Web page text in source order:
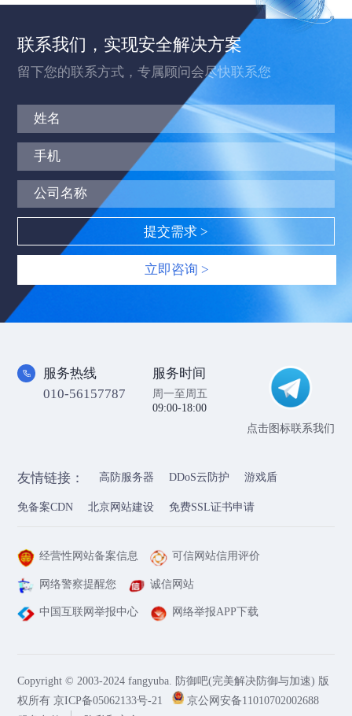
联系我们，实现安全解决方案
留下您的联系方式，专属顾问会尽快联系您
立即咨询 >
服务热线
010-56157787
服务时间
周一至周五
09:00-18:00
点击图标联系我们
友情链接： 高防服务器 DDoS云防护 游戏盾
免备案CDN 北京网站建设 免费SSL证书申请
经营性网站备案信息 可信网站信用评价
网络警察提醒您 诚信网站
中国互联网举报中心 网络举报APP下载
Copyright © 2003-2024 fangyuba. 防御吧(完美解决防御与加速) 版
权所有京ICP备05062133号-21
京公网安备11010702002688